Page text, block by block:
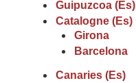
Guipuzcoa (Es)
Catalogne (Es)
Girona
Barcelona
Canaries (Es)